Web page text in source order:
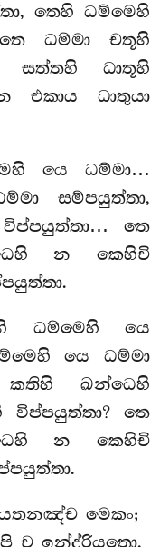
තෙහි ධම්මෙහි
ධම්මා චතූහි
සත්තහි ධාතූහි
එකාය ධාතුයා
යෙ ධම්මා…
සම්පයුත්තා,
තෙ
න කෙහිචි
ධම්මෙහි යෙ
යෙ ධම්මා
කතිහි ඛන්ධෙහි
තෙ
න කෙහිචි
මෙකං;
ච ඉන්ද්රියතො.